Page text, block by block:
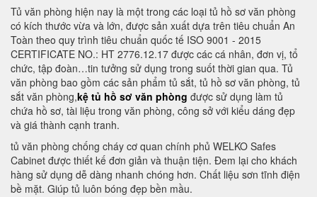
Tủ văn phòng hiện nay là một trong các loại tủ hồ sơ văn phòng
có kích thước vừa và lớn, được sản xuất dựa trên tiêu chuẩn An
Toàn theo quy trình tiêu chuẩn quốc tế ISO 9001 - 2015
CERTIFICATE NO.: HT 2776.12.17 được các cá nhân, đơn vị, tổ
chức, tập đoàn…tin tưởng sử dụng trong suốt thời gian qua. Tủ
văn phòng bao gồm các sản phẩm tủ sắt, tủ hồ sơ văn phòng, tủ
sắt văn phòng,kệ tủ hồ sơ văn phòng được sử dụng làm tủ
chứa hồ sơ, tài liệu trong văn phòng, công sở với kiểu dáng đẹp
và giá thành cạnh tranh.
tủ văn phòng chống cháy cơ quan chính phủ WELKO Safes
Cabinet được thiết kế đơn giản và thuận tiện. Đem lại cho khách
hàng sử dụng dễ dàng nhanh chóng hơn. Chất liệu sơn tĩnh điện
bề mặt. Giúp tủ luôn bóng đẹp bền mầu.